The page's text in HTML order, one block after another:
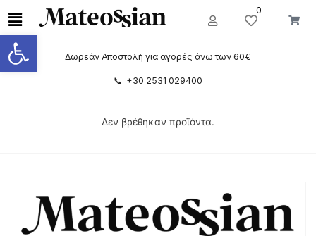
Ανοίξτε τη γραμμή εργαλείων
0
Δωρεάν Αποστολή για αγορές άνω των 60€
📞 +30 2531 029400
Δεν βρέθηκαν προϊόντα.